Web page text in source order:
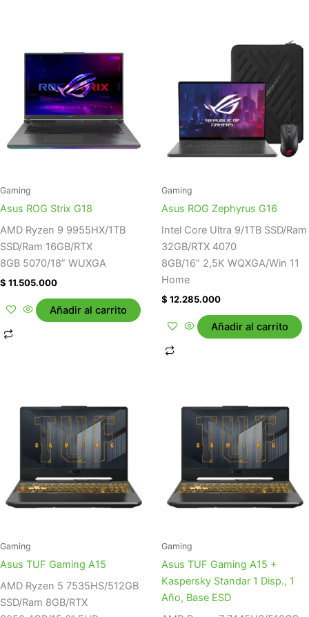
Gaming
Asus ROG Strix G18
AMD Ryzen 9 9955HX/1TB
SSD/Ram 16GB/RTX
8GB 5070/18” WUXGA
$ 11.505.000
Añadir al carrito
Gaming
Asus ROG Zephyrus G16
Intel Core Ultra 9/1TB SSD/Ram
32GB/RTX 4070
8GB/16” 2,5K WQXGA/Win 11
Home
$ 12.285.000
Añadir al carrito
Gaming
Asus TUF Gaming A15
AMD Ryzen 5 7535HS/512GB
SSD/Ram 8GB/RTX
Gaming
Asus TUF Gaming A15 +
Kaspersky Standar 1 Disp., 1
Año, Base ESD